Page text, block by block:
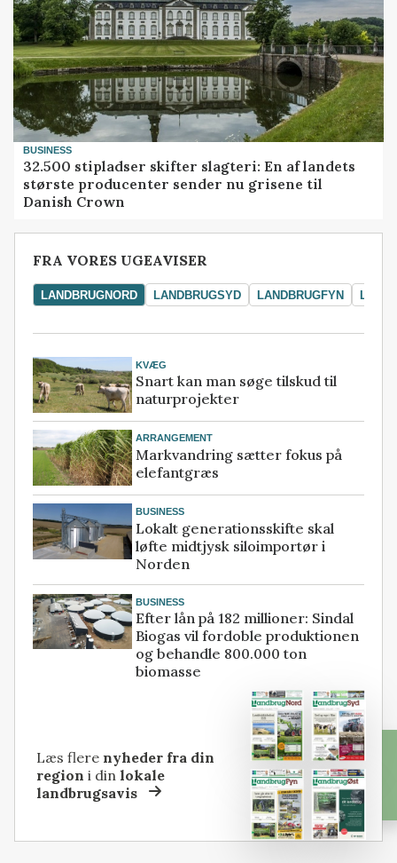
BUSINESS
32.500 stipladser skifter slagteri: En af landets
største producenter sender nu grisene til
Danish Crown
FRA VORES UGEAVISER
LANDBRUGNORD LANDBRUGSYD LANDBRUGFYN
KVÆG
Snart kan man søge tilskud til
naturprojekter
ARRANGEMENT
Markvandring sætter fokus på
elefantgræs
BUSINESS
Lokalt generationsskifte skal
løfte midtjysk siloimportør i
Norden
BUSINESS
Efter lån på 182 millioner: Sindal
Biogas vil fordoble produktionen
og behandle 800.000 ton
biomasse
Læs flere nyheder fra din
region i dinlokale
landbrugsavis